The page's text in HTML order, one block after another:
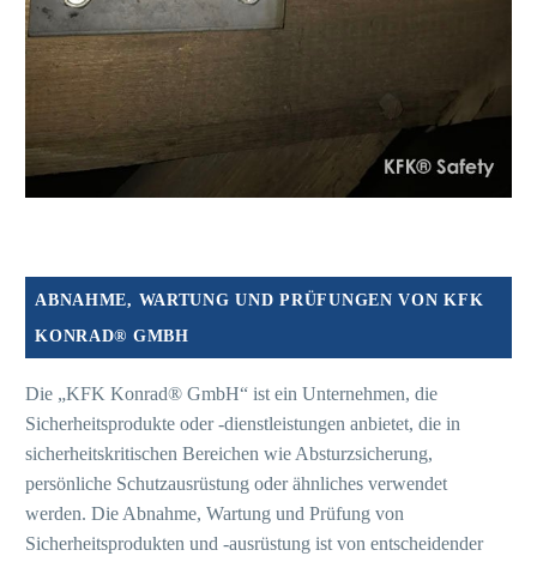
ABNAHME, WARTUNG UND PRÜFUNGEN VON KFK
KONRAD® GMBH
Die „KFK Konrad® GmbH“ ist ein Unternehmen, die
Sicherheitsprodukte oder -dienstleistungen anbietet, die in
sicherheitskritischen Bereichen wie Absturzsicherung,
persönliche Schutzausrüstung oder ähnliches verwendet
werden. Die Abnahme, Wartung und Prüfung von
Sicherheitsprodukten und -ausrüstung ist von entscheidender